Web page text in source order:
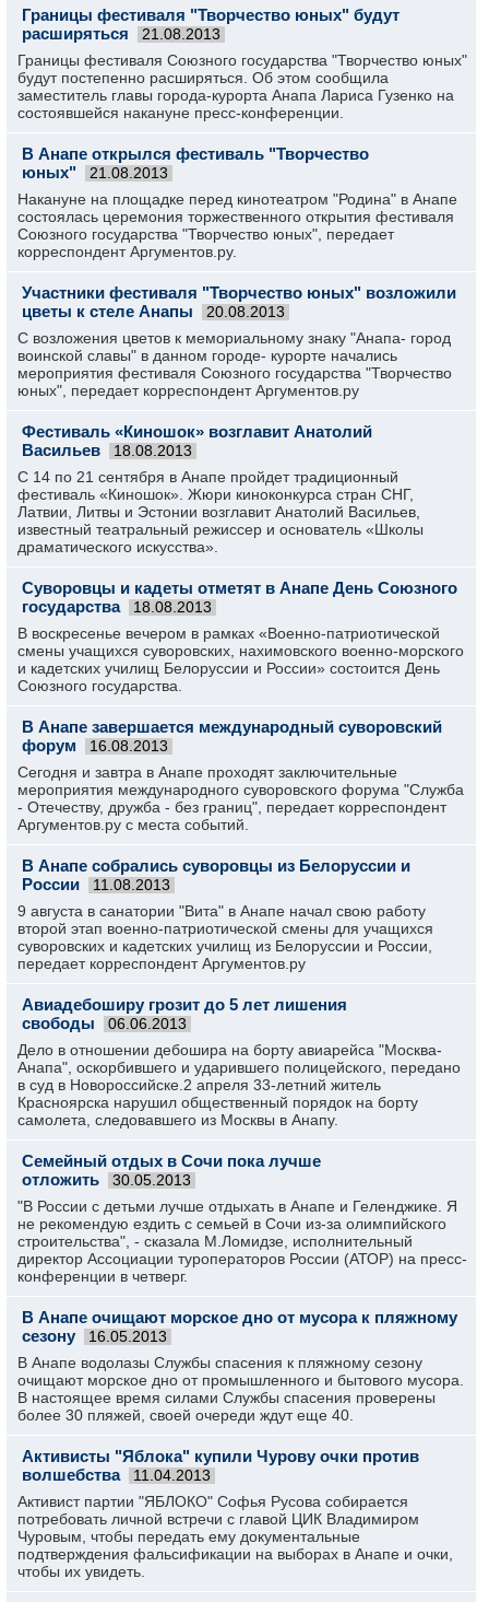
Границы фестиваля "Творчество юных" будут
расширяться
21.08.2013
Границы фестиваля Союзного государства "Творчество юных"
будут постепенно расширяться. Об этом сообщила
заместитель главы города-курорта Анапа Лариса Гузенко на
состоявшейся накануне пресс-конференции.
В Анапе открылся фестиваль "Творчество
юных"
21.08.2013
Накануне на площадке перед кинотеатром "Родина" в Анапе
состоялась церемония торжественного открытия фестиваля
Союзного государства "Творчество юных", передает
корреспондент Аргументов.ру.
Участники фестиваля "Творчество юных" возложили
цветы к стеле Анапы
20.08.2013
С возложения цветов к мемориальному знаку "Анапа- город
воинской славы" в данном городе- курорте начались
мероприятия фестиваля Союзного государства "Творчество
юных", передает корреспондент Аргументов.ру
Фестиваль «Киношок» возглавит Анатолий
Васильев
18.08.2013
С 14 по 21 сентября в Анапе пройдет традиционный
фестиваль «Киношок». Жюри киноконкурса стран СНГ,
Латвии, Литвы и Эстонии возглавит Анатолий Васильев,
известный театральный режиссер и основатель «Школы
драматического искусства».
Суворовцы и кадеты отметят в Анапе День Союзного
государства
18.08.2013
В воскресенье вечером в рамках «Военно-патриотической
смены учащихся суворовских, нахимовского военно-морского
и кадетских училищ Белоруссии и России» состоится День
Союзного государства.
В Анапе завершается международный суворовский
форум
16.08.2013
Сегодня и завтра в Анапе проходят заключительные
мероприятия международного суворовского форума "Служба
- Отечеству, дружба - без границ", передает корреспондент
Аргументов.ру с места событий.
В Анапе собрались суворовцы из Белоруссии и
России
11.08.2013
9 августа в санатории "Вита" в Анапе начал свою работу
второй этап военно-патриотической смены для учащихся
суворовских и кадетских училищ из Белоруссии и России,
передает корреспондент Аргументов.ру
Авиадебоширу грозит до 5 лет лишения
свободы
06.06.2013
Дело в отношении дебошира на борту авиарейса "Москва-
Анапа", оскорбившего и ударившего полицейского, передано
в суд в Новороссийске.2 апреля 33-летний житель
Красноярска нарушил общественный порядок на борту
самолета, следовавшего из Москвы в Анапу.
Семейный отдых в Сочи пока лучше
отложить
30.05.2013
"В России с детьми лучше отдыхать в Анапе и Геленджике. Я
не рекомендую ездить с семьей в Сочи из-за олимпийского
строительства", - сказала М.Ломидзе, исполнительный
директор Ассоциации туроператоров России (АТОР) на пресс-
конференции в четверг.
В Анапе очищают морское дно от мусора к пляжному
сезону
16.05.2013
В Анапе водолазы Службы спасения к пляжному сезону
очищают морское дно от промышленного и бытового мусора.
В настоящее время силами Службы спасения проверены
более 30 пляжей, своей очереди ждут еще 40.
Активисты "Яблока" купили Чурову очки против
волшебства
11.04.2013
Активист партии "ЯБЛОКО" Софья Русова собирается
потребовать личной встречи с главой ЦИК Владимиром
Чуровым, чтобы передать ему документальные
подтверждения фальсификации на выборах в Анапе и очки,
чтобы их увидеть.